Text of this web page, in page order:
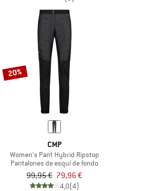
20%
CMP
Women's Pant Hybrid Ripstop
Pantalones de esquí de fondo
99,95 € 79,96 €
4,0(4)